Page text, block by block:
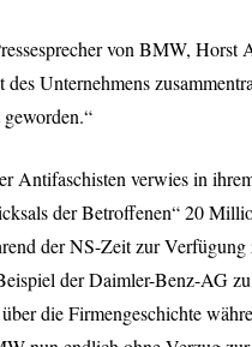
von BMW, Horst
des Unternehmens
Antifaschisten verwies in
der Betroffenen“ 20
der NS-Zeit zur Verfügung
der Daimler-Benz-AG
die Firmengeschichte